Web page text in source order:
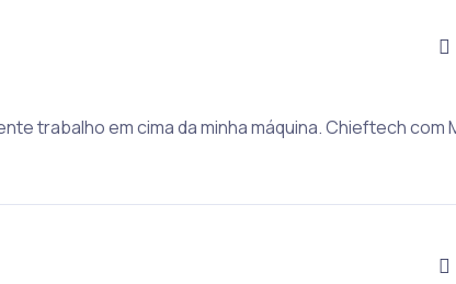
trabalho em cima da minha máquina. Chieftech com